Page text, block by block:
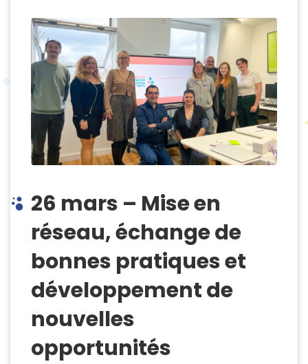
26 mars – Mise en
réseau, échange de
bonnes pratiques et
développement de
nouvelles
opportunités